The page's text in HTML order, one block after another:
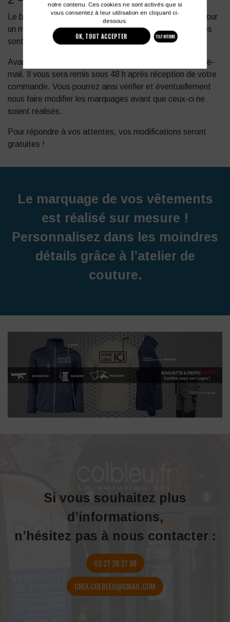
Le bon à tirer vous sera adressé sous 48h par e-mail. Pour
un meilleur suivi de votre dossier, toutes vos commandes
sont confirmées par courrier, par fax ou par mail.
Avant la mise en fabrication, vous recevrez un BAT par e-
mail. Il vous sera remis sous 48 h après réception de votre
commande. Vous pourrez ainsi vérifier et éventuellement
nous faire modifier les marquages avant que ceux-ci ne
soient réalisés.
Pour répondre à vos attentes, vos modifications seront
gratuites !
Le marquage de vos vêtements
est réalisé sur mesure !
Personnalisez dans les moindres
détails grâce à l’atelier de
couture.
Si vous souhaitez plus
d’informations,
n’hésitez pas à nous contacter :
03 27 28 27 98
CREA.COLBLEU@GMAIL.COM
notre contenu. Ces cookies ne sont activés que si
vous consentez à leur utilisation en cliquant ci-
dessous.
OK, TOUT ACCEPTER TOUT INTERDIRE